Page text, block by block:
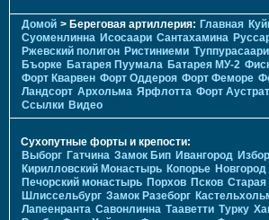
Домой > Береговая артиллерия: Главная
Суоменлиннa Исосаари Сантахамина
Ржевский полигон Ристиниеми Туппурасаари
Бъорке Батарея Пуумала Батарея МУ-2
Форт Кварвен Форт Оддероя Форт Феморе
Ландсорт Архольма Ярфлотта Форт
Ссылки Видео
Сухопутные форты и крепости:
Выборг Гатчина Замок Бип Ивангород
Кирилловский Монастырь Копорье Новгород
Печорcкий монастырь Порхов Псков Старая
Шлиссельбург Замок Разеборг
Лапеенранта Савонлинна Тааветти Турку